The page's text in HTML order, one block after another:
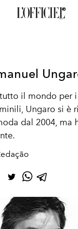
il mondo per
Ungaro si è
dal 2004, ma